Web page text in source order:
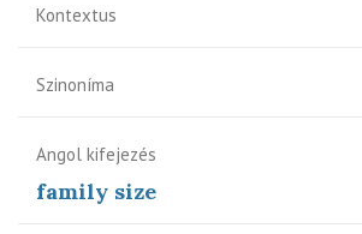
Kontextus
Szinoníma
Angol kifejezés
family size